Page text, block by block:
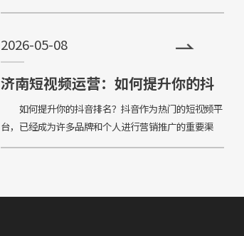
2026-05-08
济南短视频运营：如何提升你的抖
音排名，低成本获取精准流量
如何提升你的抖音排名？抖音作为热门的短视频平
台，已经成为许多品牌和个人进行营销推广的重要渠
道，然而，如何在众多的短视频中脱颖而出，让自己的